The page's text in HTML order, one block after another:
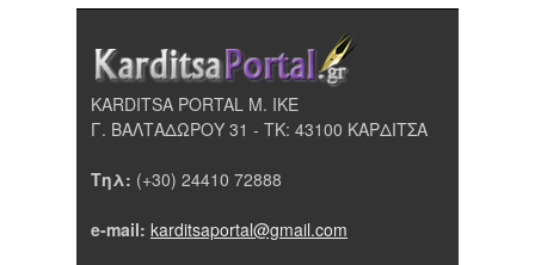
KARDITSA PORTAL Μ. ΙΚΕ
Γ. ΒΑΛΤΑΔΩΡΟΥ 31 - ΤΚ: 43100 ΚΑΡΔΙΤΣΑ
Τηλ: (+30) 24410 72888
e-mail: karditsaportal@gmail.com